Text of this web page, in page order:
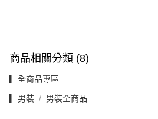
商品相關分類 (8)
▎全商品專區
▎男裝 男裝全商品